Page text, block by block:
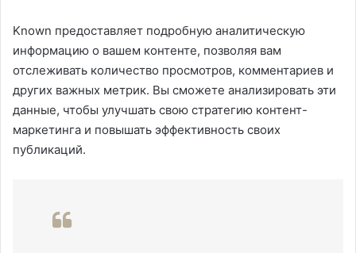
Known предоставляет подробную аналитическую
информацию о вашем контенте, позволяя вам
отслеживать количество просмотров, комментариев и
других важных метрик. Вы сможете анализировать эти
данные, чтобы улучшать свою стратегию контент-
маркетинга и повышать эффективность своих
публикаций.